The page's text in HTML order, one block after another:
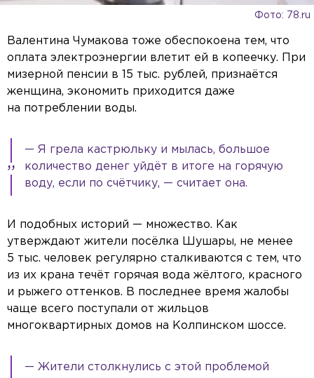
Фото: 78.ru
Валентина Чумакова тоже обеспокоена тем, что
оплата электроэнергии влетит ей в копеечку. При
мизерной пенсии в 15 тыс. рублей, признаётся
женщина, экономить приходится даже
на потреблении воды.
— Я грела кастрюльку и мылась, большое
количество денег уйдёт в итоге на горячую
воду, если по счётчику, — считает она.
И подобных историй — множество. Как
утверждают жители посёлка Шушары, не менее
5 тыс. человек регулярно сталкиваются с тем, что
из их крана течёт горячая вода жёлтого, красного
и рыжего оттенков. В последнее время жалобы
чаще всего поступали от жильцов
многоквартирных домов на Колпинском шоссе.
— Жители столкнулись с этой проблемой